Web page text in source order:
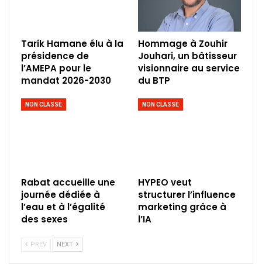
Tarik Hamane élu à la
présidence de
l’AMEPA pour le
mandat 2026-2030
Hommage à Zouhir
Jouhari, un bâtisseur
visionnaire au service
du BTP
NON CLASSÉ
Rabat accueille une
journée dédiée à
l’eau et à l’égalité
des sexes
NON CLASSÉ
HYPEO veut
structurer l’influence
marketing grâce à
l’IA
PREV NEXT